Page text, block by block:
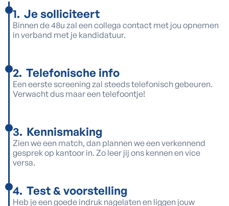
1. Je solliciteert
Binnen de 48u zal een collega contact met jou opnemen
in verband met je kandidatuur.
2. Telefonische info
Een eerste screening zal steeds telefonisch gebeuren.
Verwacht dus maar een telefoontje!
3. Kennismaking
Zien we een match, dan plannen we een verkennend
gesprek op kantoor in. Zo leer jij ons kennen en vice
versa.
4. Test & voorstelling
Heb je een goede indruk nagelaten en liggen jouw